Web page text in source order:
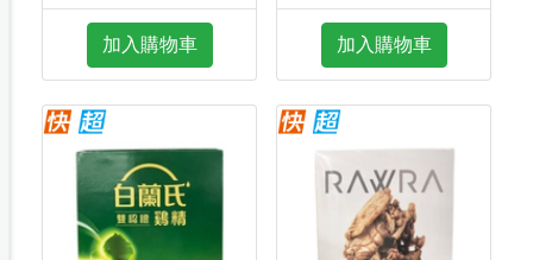
加入購物車 加入購物車